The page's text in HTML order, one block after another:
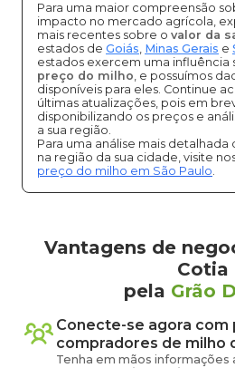
Para uma maior compreensão
impacto no mercado agrícola,
mais recentes sobre o valor da
estados de Goiás, Minas Gerais e
estados exercem uma influência
preço do milho, e possuímos
disponíveis para eles. Continue
últimas atualizações, pois em
disponibilizando os preços e
a sua região.
Para uma análise mais detalhada
na região da sua cidade, visite
preço do milho em São Paulo.
Vantagens de
Cotia
pela Grão
Conecte-se agora
compradores de milho
Tenha em mãos informações